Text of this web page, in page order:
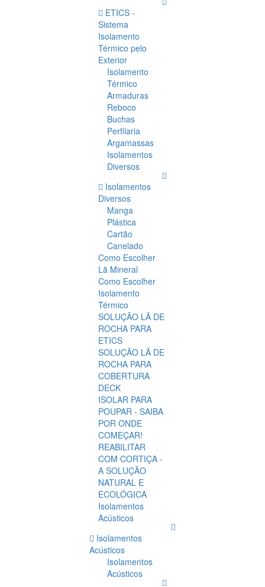
ETICS -
Sistema
Isolamento
Térmico pelo
Exterior
Isolamento
Térmico
Armaduras
Reboco
Buchas
Perfilaria
Argamassas
Isolamentos
Diversos
Isolamentos
Diversos
Manga
Plástica
Cartão
Canelado
Como Escolher
Lã Mineral
Como Escolher
Isolamento
Térmico
SOLUÇÃO LÃ DE
ROCHA PARA
ETICS
SOLUÇÃO LÃ DE
ROCHA PARA
COBERTURA
DECK
ISOLAR PARA
POUPAR - SAIBA
POR ONDE
COMEÇAR!
REABILITAR
COM CORTIÇA -
A SOLUÇÃO
NATURAL E
ECOLÓGICA
Isolamentos
Acústicos
Isolamentos
Acústicos
Isolamentos
Acústicos